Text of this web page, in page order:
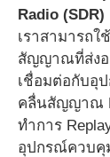
Radio (SDR)
เราสามารถใ
สัญญาณที่ส่งอ
เชื่อมต่อกับอุ
คลื่นสัญญาณ
ทำการ
อุปกรณ์ควบคุ